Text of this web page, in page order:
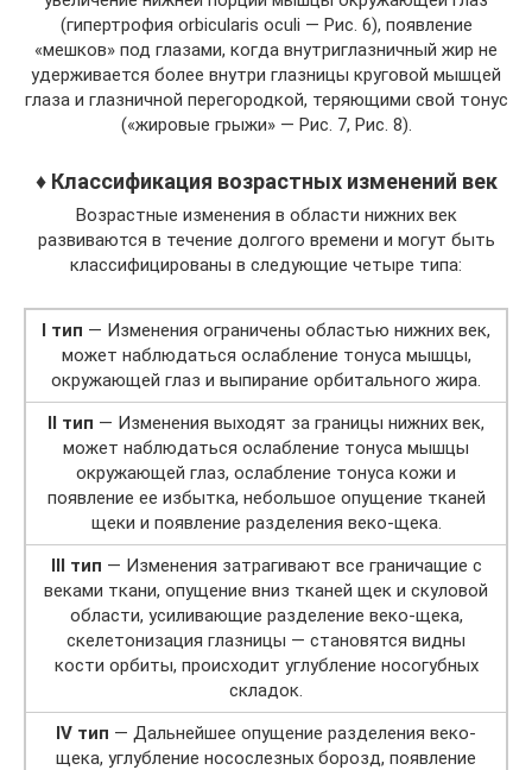
(гипертрофия orbicularis oculi — Рис. 6), появление
«мешков» под глазами, когда внутриглазничный жир не
удерживается более внутри глазницы круговой мышцей
глаза и глазничной перегородкой, теряющими свой тонус
(«жировые грыжи» — Рис. 7, Рис. 8).
♦ Классификация возрастных изменений век
Возрастные изменения в области нижних век
развиваются в течение долгого времени и могут быть
классифицированы в следующие четыре типа:
I тип — Изменения ограничены областью нижних век,
может наблюдаться ослабление тонуса мышцы,
окружающей глаз и выпирание орбитального жира.
II тип — Изменения выходят за границы нижних век,
может наблюдаться ослабление тонуса мышцы
окружающей глаз, ослабление тонуса кожи и
появление ее избытка, небольшое опущение тканей
щеки и появление разделения веко-щека.
III тип — Изменения затрагивают все граничащие с
веками ткани, опущение вниз тканей щек и скуловой
области, усиливающие разделение веко-щека,
скелетонизация глазницы — становятся видны
кости орбиты, происходит углубление носогубных
складок.
IV тип — Дальнейшее опущение разделения веко-
щека, углубление носослезных борозд, появление